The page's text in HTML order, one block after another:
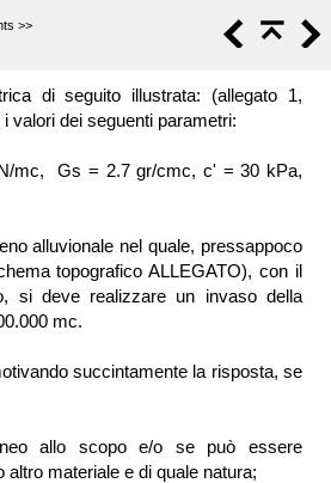
>>
di seguito illustrata: (allegato 1,
valori dei seguenti parametri:
mc, Gs = 2.7 gr/cmc, c' = 30 kPa,
alluvionale nel quale, pressappoco
topografico ALLEGATO), con il
si deve realizzare un invaso della
mc.
succintamente la risposta, se
allo scopo e/o se può essere
altro materiale e di quale natura;